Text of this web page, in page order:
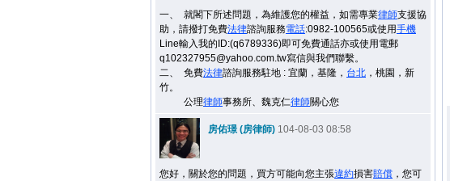
一、 就閣下所述問題，為維護您的權益，如需專業律師支援協
助， 請撥打免費法律諮詢服務電話:0982-100565或使用手機
Line輸入我的ID:(q6789336)即可免費通話亦或使用電郵
q102327955@yahoo.com.tw寫信與我們聯繫。
二、 免費法律諮詢服務駐地 : 宜蘭，基隆， 台北 ，桃園，新
竹。
公理律師事務所、魏克仁律師關心您
房佑璟 (房律師) 104-08-03 08:58
您好，關於您的問題，買方可能向您主張違約損害賠償 ，您可